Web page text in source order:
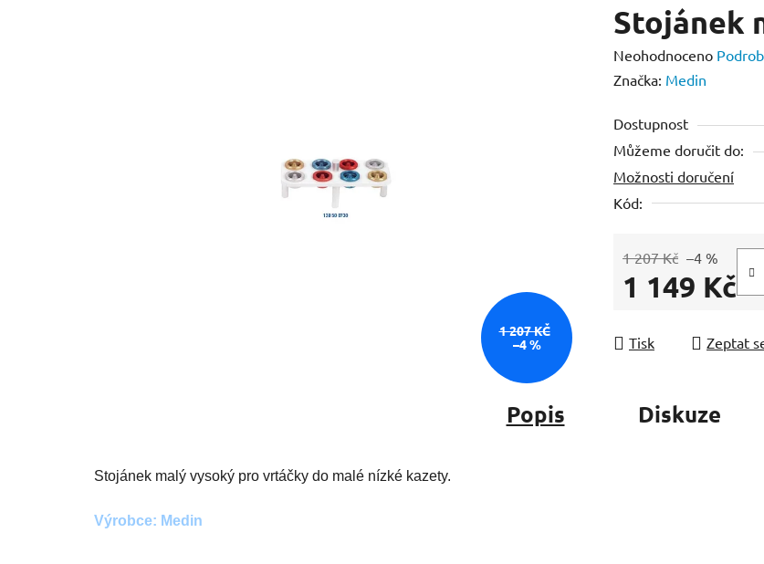
Stojánek
Průměrné
hodnocení
je
0,0
z
5
Neohodnoceno
Značka: Medin
Dostupnost
Můžeme doručit do:
Možnosti doručení
Kód:
1 207 Kč –4 %
1 149 Kč
Tisk Zeptat
1 207 KČ
–4 %
Popis Diskuze
Stojánek malý vysoký pro vrtáčky do malé nízké kazety.
Výrobce: Medin